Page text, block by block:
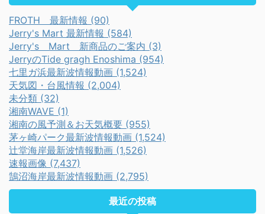
FROTH 最新情報 (90)
Jerry's Mart 最新情報 (584)
Jerry's Mart 新商品のご案内 (3)
JerryのTide gragh Enoshima (954)
七里ガ浜最新波情報動画 (1,524)
天気図・台風情報 (2,004)
未分類 (32)
湘南WAVE (1)
湘南の風予測＆お天気概要 (955)
茅ヶ崎パーク最新波情報動画 (1,524)
辻堂海岸最新波情報動画 (1,526)
速報画像 (7,437)
鵠沼海岸最新波情報動画 (2,795)
最近の投稿